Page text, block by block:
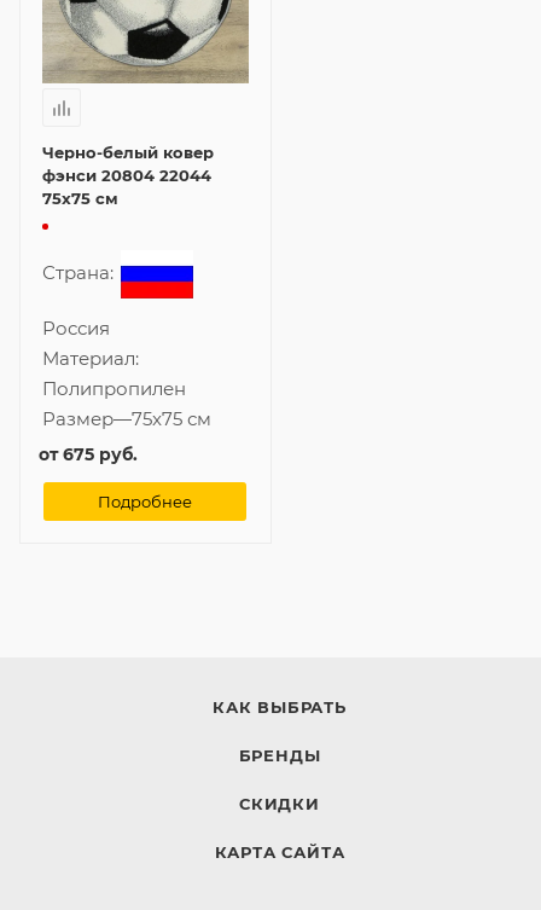
Черно-белый ковер
фэнси 20804 22044
75x75 см
Страна:
Россия
Материал:
Полипропилен
Размер—75x75 см
от675 руб.
Подробнее
КАК ВЫБРАТЬ
БРЕНДЫ
СКИДКИ
КАРТА САЙТА